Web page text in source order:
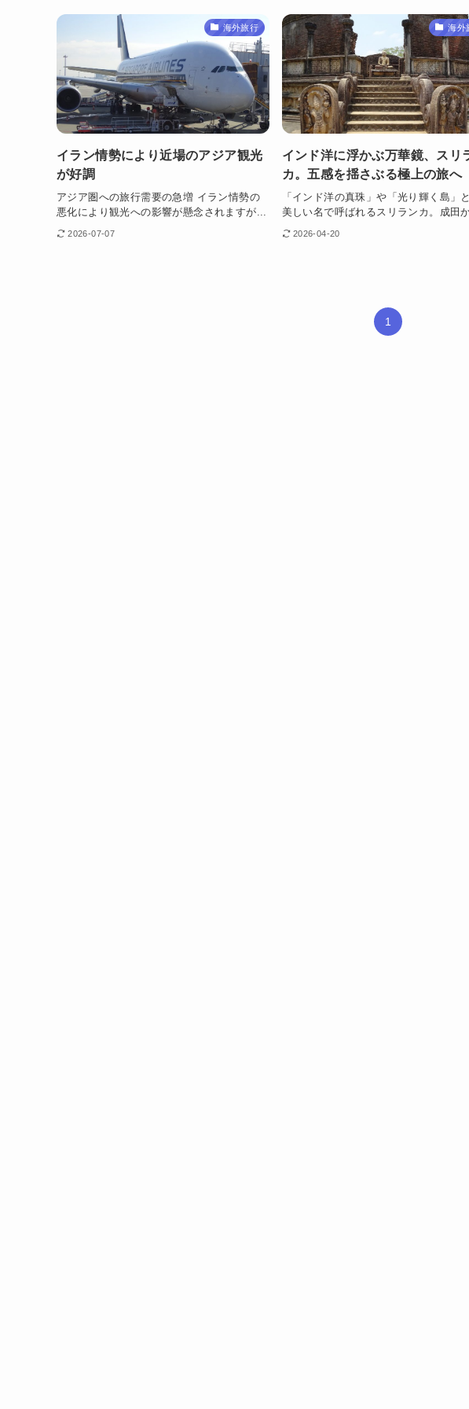
海外旅行
イラン情勢により近場のアジア観光
が好調
アジア圏への旅行需要の急増 イラン情勢の
悪化により観光への影響が懸念されますが...
2026-07-07
海外
インド洋に浮かぶ万華鏡、スリ
カ。五感を揺さぶる極上の旅へ
「インド洋の真珠」や「光り輝く島」
美しい名で呼ばれるスリランカ。成田か
2026-04-20
1